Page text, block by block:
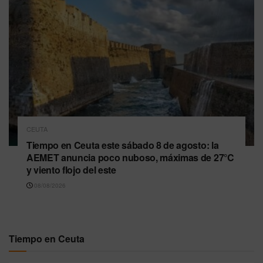
CEUTA
Tiempo en Ceuta este sábado 8 de agosto: la
AEMET anuncia poco nuboso, máximas de 27°C
y viento flojo del este
08/08/2026
Tiempo en Ceuta